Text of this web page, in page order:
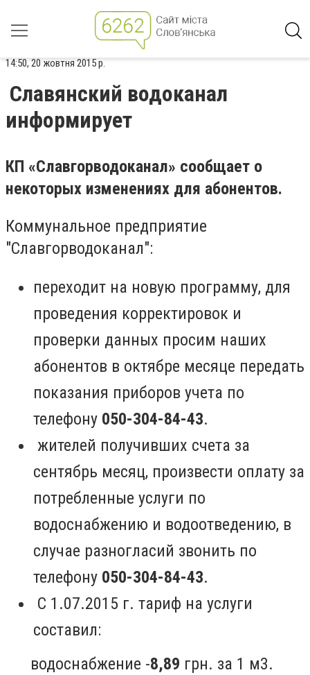
14:50, 20 жовтня 2015 р.
Славянский водоканал
информирует
КП «Славгорводоканал» сообщает о
некоторых изменениях для абонентов.
Коммунальное предприятие
"Славгорводоканал":
переходит на новую программу, для
проведения корректировок и
проверки данных просим наших
абонентов в октябре месяце передать
показания приборов учета по
телефону 050-304-84-43.
жителей получивших счета за
сентябрь месяц, произвести оплату за
потребленные услуги по
водоснабжению и водоотведению, в
случае разногласий звонить по
телефону 050-304-84-43.
С 1.07.2015 г. тариф на услуги
составил:
водоснабжение -8,89 грн. за 1 м3.